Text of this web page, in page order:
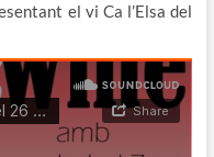
el vi Ca l’Elsa del